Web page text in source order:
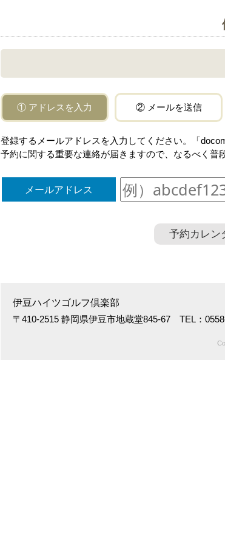
① アドレスを入力 ② メールを送信
登録するメールアドレスを入力してください。「
予約に関する重要な連絡が届きますので、なるべく普
メールアドレス
予約カレン
伊豆ハイツゴルフ倶楽部
〒410-2515 静岡県伊豆市地蔵堂845-67 TEL：